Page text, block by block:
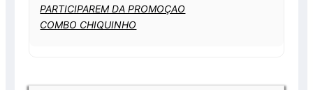
PARTICIPAREM DA PROMOÇAO
COMBO CHIQUINHO